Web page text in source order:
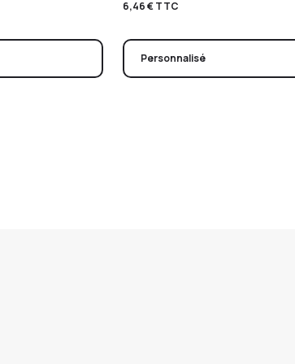
6,46€TTC
Personnalisé